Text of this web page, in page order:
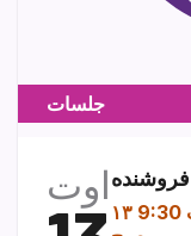
جلسات
اوت
ساعت 9:30